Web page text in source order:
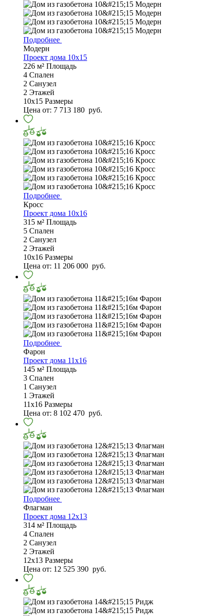
Подробнее
Модерн
Проект дома 10х15
226 м² Площадь
4 Спален
2 Санузел
2 Этажей
10х15 Размеры
Цена от: 7 713 180 руб.
Подробнее
Кросс
Проект дома 10х16
315 м² Площадь
5 Спален
2 Санузел
2 Этажей
10х16 Размеры
Цена от: 11 206 000 руб.
Подробнее
Фарон
Проект дома 11х16
145 м² Площадь
3 Спален
1 Санузел
1 Этажей
11х16 Размеры
Цена от: 8 102 470 руб.
Подробнее
Флагман
Проект дома 12х13
314 м² Площадь
4 Спален
2 Санузел
2 Этажей
12х13 Размеры
Цена от: 12 525 390 руб.